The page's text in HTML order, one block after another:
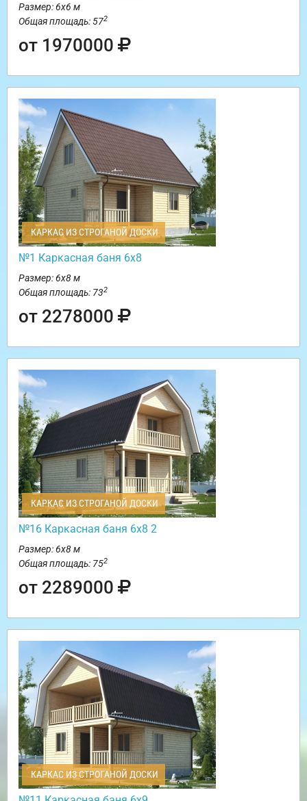
Размер: 6х6 м
Общая площадь: 572
от 1970000
КАРКАС ИЗ СТРОГАНОЙ ДОСКИ
№1 Каркасная баня 6х8
Размер: 6х8 м
Общая площадь: 732
от 2278000
КАРКАС ИЗ СТРОГАНОЙ ДОСКИ
№16 Каркасная баня 6х8 2
Размер: 6х8 м
Общая площадь: 752
от 2289000
КАРКАС ИЗ СТРОГАНОЙ ДОСКИ